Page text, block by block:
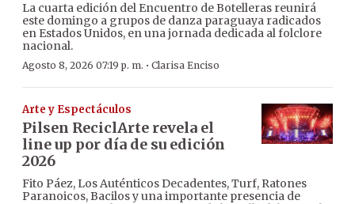
La cuarta edición del Encuentro de Botelleras reunirá
este domingo a grupos de danza paraguaya radicados
en Estados Unidos, en una jornada dedicada al folclore
nacional.
Agosto 8, 2026 07:19 p. m. · Clarisa Enciso
Arte y Espectáculos
Pilsen ReciclArte revela el
line up por día de su edición
2026
Fito Páez, Los Auténticos Decadentes, Turf, Ratones
Paranoicos, Bacilos y una importante presencia de